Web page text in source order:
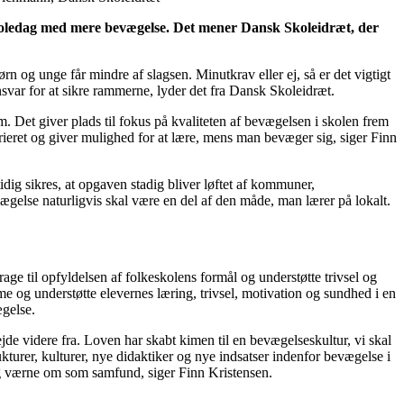
med mere bevægelse. Det mener Dansk Skoleidræt, der
og unge får mindre af slagsen. Minutkrav eller ej, så er det vigtigt
for at sikre rammerne, lyder det fra Dansk Skoleidræt.
Det giver plads til fokus på kvaliteten af bevægelsen i skolen frem
og giver mulighed for at lære, mens man bevæger sig, siger Finn
sikres, at opgaven stadig bliver løftet af kommuner,
naturligvis skal være en del af den måde, man lærer på lokalt.
til opfyldelsen af folkeskolens formål og understøtte trivsel og
og understøtte elevernes læring, trivsel, motivation og sundhed i en
videre fra. Loven har skabt kimen til en bevægelseskultur, vi skal
kulturer, nye didaktiker og nye indsatser indenfor bevægelse i
om som samfund, siger Finn Kristensen.